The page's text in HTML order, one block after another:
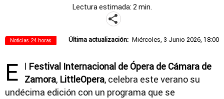
Lectura estimada: 2 min.
Noticias 24 horas Última actualización: Miércoles, 3 Junio 2026, 18:00
E l Festival Internacional de Ópera de Cámara de
Zamora, LittleOpera, celebra este verano su
undécima edición con un programa que se